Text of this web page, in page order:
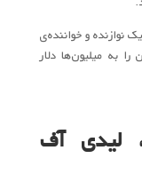
نوازنده و خواننده‌ی
به میلیون‌ها دلار
لیدی آف